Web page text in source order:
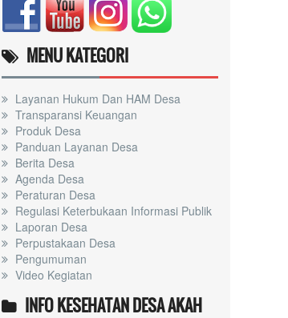
MENU KATEGORI
Layanan Hukum Dan HAM Desa
Transparansi Keuangan
Produk Desa
Panduan Layanan Desa
Berita Desa
Agenda Desa
Peraturan Desa
Regulasi Keterbukaan Informasi Publik
Laporan Desa
Perpustakaan Desa
Pengumuman
Video Kegiatan
INFO KESEHATAN DESA AKAH